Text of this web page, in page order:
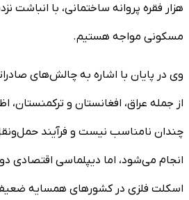
مسکونی مواجه هستیم.
وی در پایان با اشاره به چالش‌های
از جمله عراق، افغانستان و ترکمنستان،
انجام می‌شود، اما دیپلماسی اقتصادی
اسکلت فلزی در کشورهای همسایه